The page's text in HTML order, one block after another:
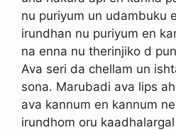
nu puriyum un udambuku
irundhan nu puriyum en
na enna nu therinjiko d
Ava seri da chellam un
sona. Marubadi ava lips
ava kannum en kannum
irundhom oru